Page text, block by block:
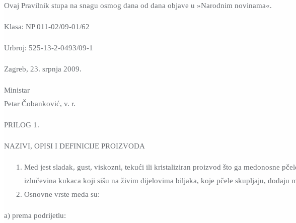
Ovaj Pravilnik stupa na snagu osmog dana od dana objave u »Narodnim novinama«.
Klasa: NP 011-02/09-01/62
Urbroj: 525-13-2-0493/09-1
Zagreb, 23. srpnja 2009.
Ministar
Petar Čobanković, v. r.
PRILOG 1.
NAZIVI, OPISI I DEFINICIJE PROIZVODA
Med jest sladak, gust, viskozni, tekući ili kristaliziran proizvod što ga medonosne
izlučevina kukaca koji sišu na živim dijelovima biljaka, koje pčele skupljaju, dodaju
Osnovne vrste meda su:
a) prema podrijetlu: